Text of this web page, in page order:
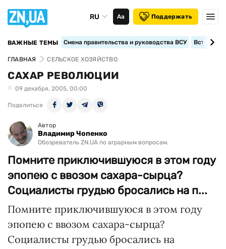
RU Аа Поддержать
ВАЖНЫЕ ТЕМЫ Смена правительства и руководства ВСУ
ГЛАВНАЯ СЕЛЬСКОЕ ХОЗЯЙСТВО
САХАР РЕВОЛЮЦИИ
09 декабря, 2005, 00:00
Поделиться
Автор
Владимир Чопенко
Обозреватель ZN.UA по аграрным вопросам.
Помните приключившуюся в этом году
эпопею с ввозом сахара-сырца?
Социалисты грудью бросались на п...
Помните приключившуюся в этом году
эпопею с ввозом сахара-сырца?
Социалисты грудью бросались на